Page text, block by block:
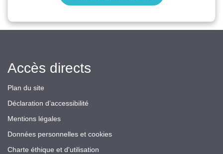
Accès directs
Plan du site
Déclaration d’accessibilité
Mentions légales
Données personnelles et cookies
Charte éthique et d'utilisation